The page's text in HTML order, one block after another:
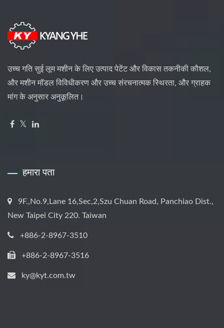
उच्च गति सुई लूम मशीन के लिए उत्पाद पेटेंट और विकास तकनीकी कौशल,
और मशीन मॉडल विविधीकरण और उच्च संरचनात्मक स्थिरता, और ग्राहक
मांग के अनुसार अनुकूलित।
हमारा पता
9F.,No.9,Lane 16,Sec,2,Szu Chuan Road, Panchiao Dist.,
New Taipei City 220. Taiwan
+886-2-8967-3510
+886-2-8967-3516
ky@kyt.com.tw